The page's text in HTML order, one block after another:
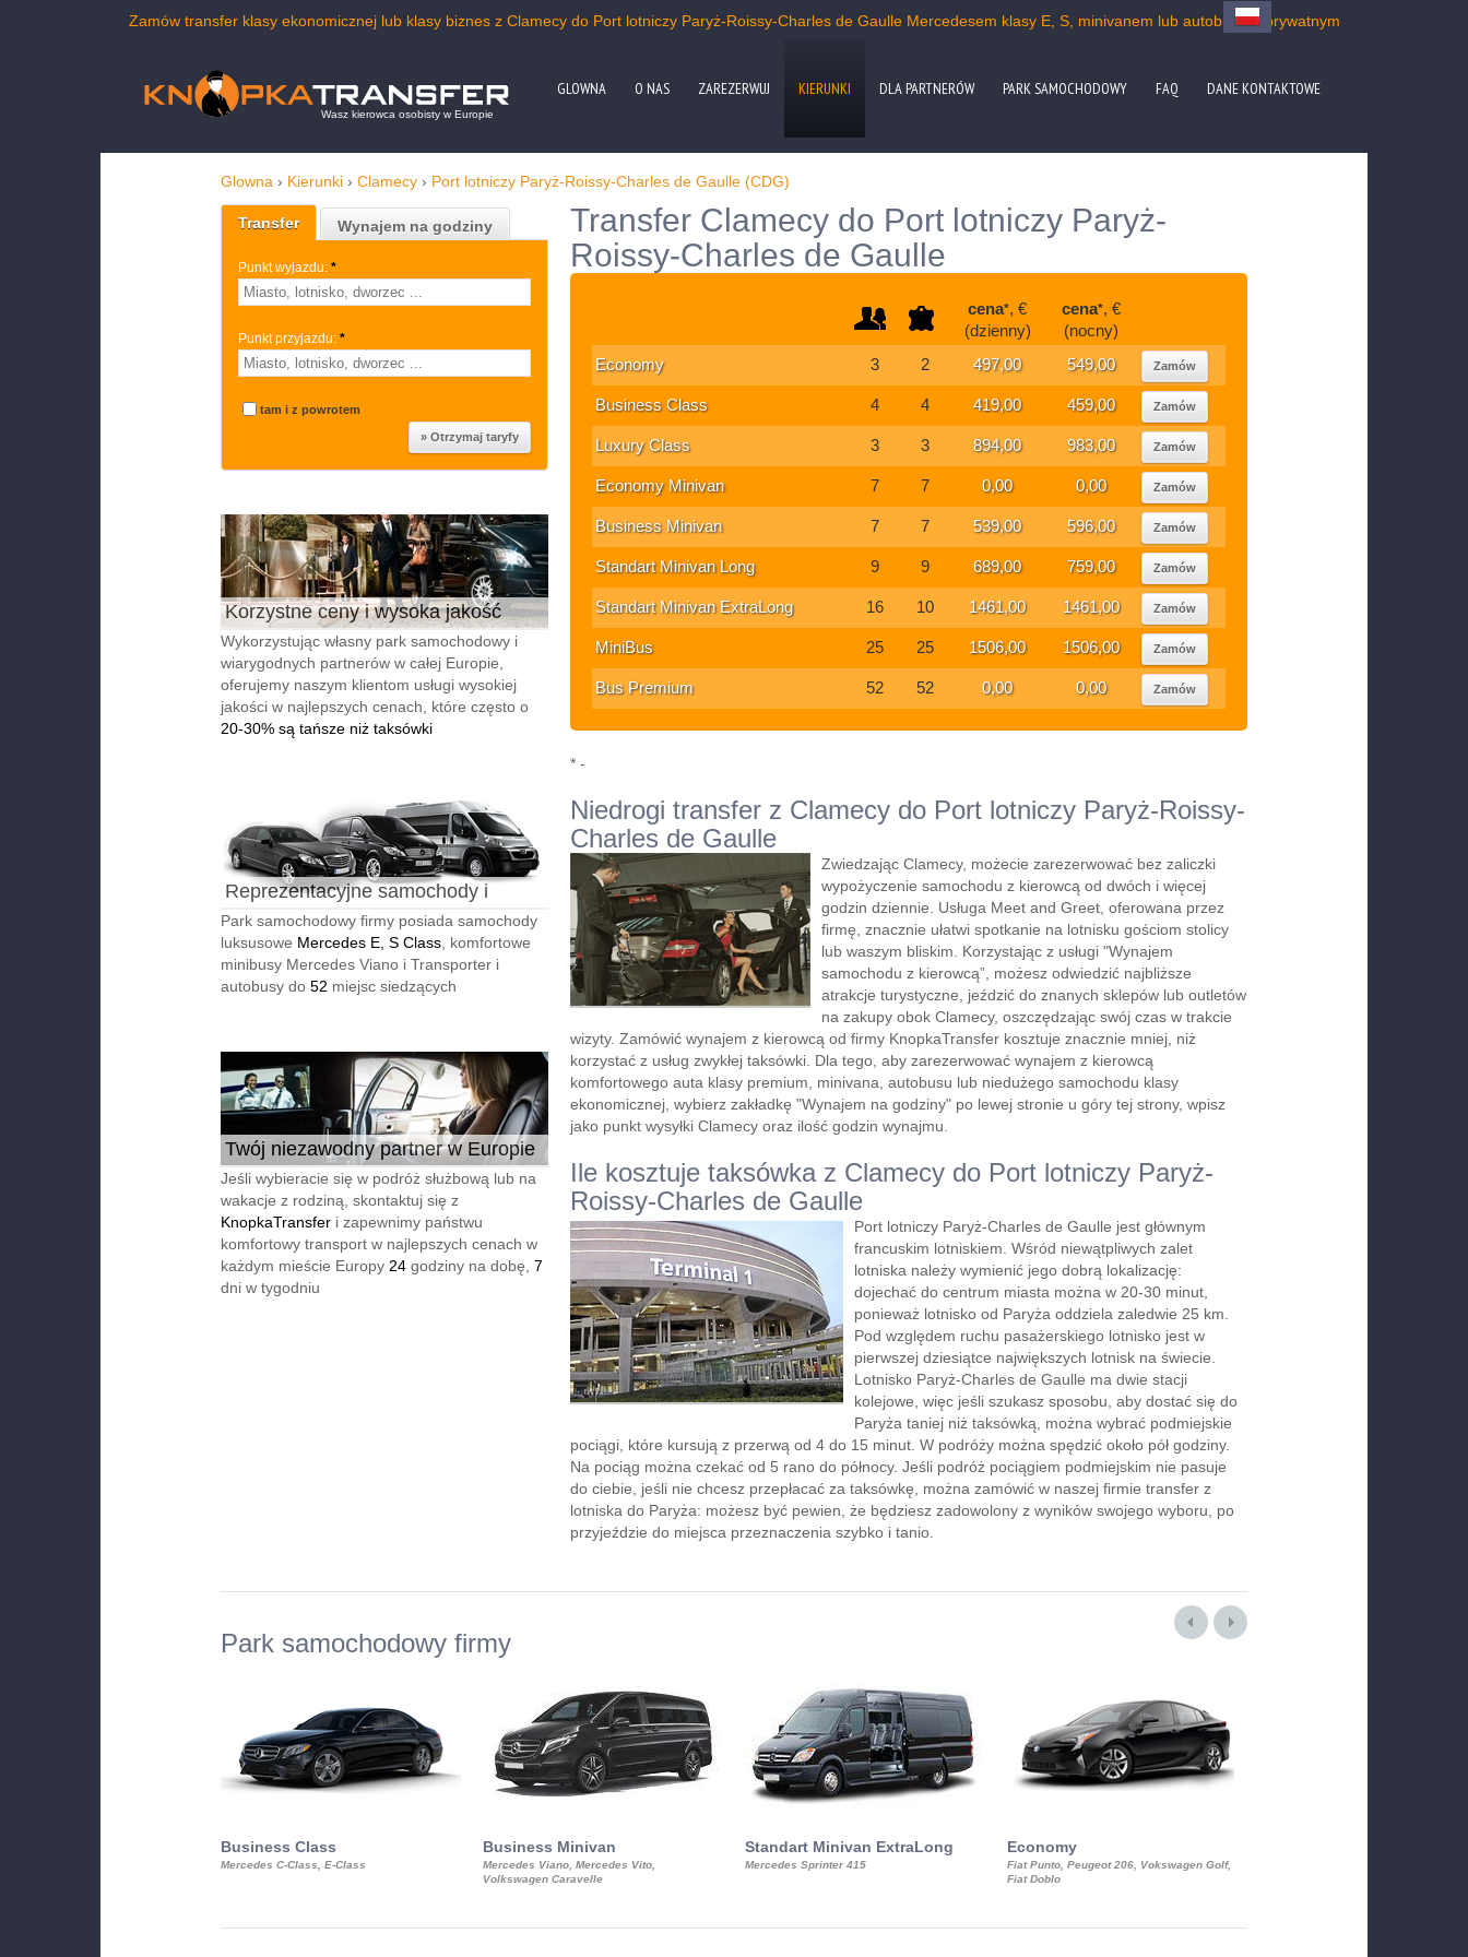
Zamów transfer klasy ekonomicznej lub klasy biznes z Clamecy do Port lotniczy Paryż-Roissy-Charles de Gaulle Mercedesem klasy E, S, minivanem lub autobusem prywatnym
Wasz kierowca osobisty w Europie
GLOWNA O NAS ZAREZERWUJ KIERUNKI DLA PARTNERÓW PARK SAMOCHODOWY FAQ DANE KONTAKTOWE
Glowna › Kierunki › Clamecy › Port lotniczy Paryż-Roissy-Charles de Gaulle (CDG)
Transfer Wynajem na godziny
Punkt wyjazdu: *
Punkt przyjazdu: *
tam i z powrotem
Korzystne ceny i wysoka jakość
Wykorzystując własny park samochodowy i
wiarygodnych partnerów w całej Europie,
oferujemy naszym klientom usługi wysokiej
jakości w najlepszych cenach, które często o
20-30% są tańsze niż taksówki
Reprezentacyjne samochody i
autobusy
Park samochodowy firmy posiada samochody
luksusowe Mercedes E, S Class , komfortowe
minibusy Mercedes Viano i Transporter i
autobusy do 52 miejsc siedzących
Twój niezawodny partner w Europie
24/7
Jeśli wybieracie się w podróż służbową lub na
wakacje z rodziną, skontaktuj się z
KnopkaTransfer i zapewnimy państwu
komfortowy transport w najlepszych cenach w
każdym mieście Europy 24 godziny na dobę, 7
dni w tygodniu
Transfer Clamecy do Port lotniczy Paryż-
Roissy-Charles de Gaulle
cena*, €
(dzienny)
cena*, €
(nocny)
Economy
3 2 497,00 549,00 Zamów
Business Class 4 4 419,00 459,00 Zamów
Luxury Class 3 3 894,00 983,00 Zamów
Economy Minivan 7 7 0,00 0,00 Zamów
Business Minivan 7 7 539,00 596,00 Zamów
Standart Minivan Long 9 9 689,00 759,00 Zamów
Standart Minivan ExtraLong 16 10 1461,00 1461,00 Zamów
MiniBus 25 25 1506,00 1506,00 Zamów
Bus Premium 52 52 0,00 0,00 Zamów
* -
Niedrogi transfer z Clamecy do Port lotniczy Paryż-Roissy-
Charles de Gaulle
Zwiedzając Clamecy, możecie zarezerwować bez zaliczki
wypożyczenie samochodu z kierowcą od dwóch i więcej
godzin dziennie. Usługa Meet and Greet, oferowana przez
firmę, znacznie ułatwi spotkanie na lotnisku gościom stolicy
lub waszym bliskim. Korzystając z usługi "Wynajem
samochodu z kierowcą”, możesz odwiedzić najbliższe
atrakcje turystyczne, jeździć do znanych sklepów lub outletów
na zakupy obok Clamecy, oszczędzając swój czas w trakcie
wizyty. Zamówić wynajem z kierowcą od firmy KnopkaTransfer kosztuje znacznie mniej, niż
korzystać z usług zwykłej taksówki. Dla tego, aby zarezerwować wynajem z kierowcą
komfortowego auta klasy premium, minivana, autobusu lub niedużego samochodu klasy
ekonomicznej, wybierz zakładkę "Wynajem na godziny" po lewej stronie u góry tej strony, wpisz
jako punkt wysyłki Clamecy oraz ilość godzin wynajmu.
Ile kosztuje taksówka z Clamecy do Port lotniczy Paryż-
Roissy-Charles de Gaulle
Port lotniczy Paryż-Charles de Gaulle jest głównym
francuskim lotniskiem. Wśród niewątpliwych zalet
lotniska należy wymienić jego dobrą lokalizację:
dojechać do centrum miasta można w 20-30 minut,
ponieważ lotnisko od Paryża oddziela zaledwie 25 km.
Pod względem ruchu pasażerskiego lotnisko jest w
pierwszej dziesiątce największych lotnisk na świecie.
Lotnisko Paryż-Charles de Gaulle ma dwie stacji
kolejowe, więc jeśli szukasz sposobu, aby dostać się do
Paryża taniej niż taksówką, można wybrać podmiejskie
pociągi, które kursują z przerwą od 4 do 15 minut. W podróży można spędzić około pół godziny.
Na pociąg można czekać od 5 rano do północy. Jeśli podróż pociągiem podmiejskim nie pasuje
do ciebie, jeśli nie chcesz przepłacać za taksówkę, można zamówić w naszej firmie transfer z
lotniska do Paryża: możesz być pewien, że będziesz zadowolony z wyników swojego wyboru, po
przyjeździe do miejsca przeznaczenia szybko i tanio.
Park samochodowy firmy
Business Class
Mercedes C-Class, E-Class
Business Minivan
Mercedes Viano, Mercedes Vito,
Volkswagen Caravelle
Standart Minivan ExtraLong
Mercedes Sprinter 415
Economy
Fiat Punto, Peugeot 206, Vokswagen Golf,
Fiat Doblo